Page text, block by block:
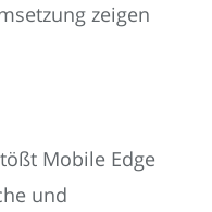
zeigen
Mobile Edge
und